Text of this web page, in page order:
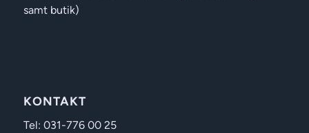
samt butik)
KONTAKT
Tel: 031-776 00 25